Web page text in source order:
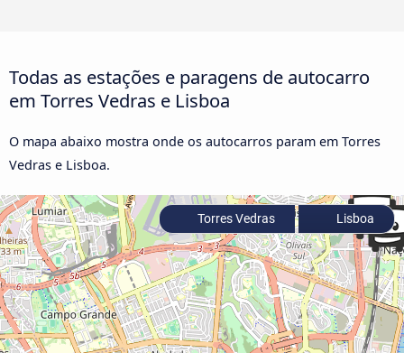
Todas as estações e paragens de autocarro
em Torres Vedras e Lisboa
O mapa abaixo mostra onde os autocarros param em Torres
Vedras e Lisboa.
Torres Vedras Lisboa